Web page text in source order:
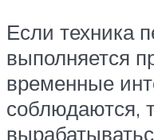
Если техника
выполняется
временные
соблюдаются,